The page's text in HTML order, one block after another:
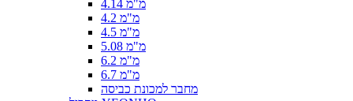
4.14 מ"מ
4.2 מ"מ
4.5 מ"מ
5.08 מ"מ
6.2 מ"מ
6.7 מ"מ
מחבר למכונת כביסה